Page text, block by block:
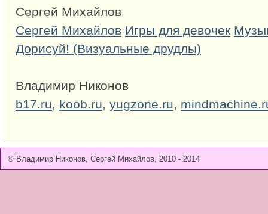
Сергей Михайлов
Сергей Михайлов Игры для девочек
Дорисуй! (Визуальные друдлы)
Владимир Никонов
b17.ru, koob.ru, yugzone.ru,
© Владимир Никонов, Сергей Михайлов, 2010 - 2014